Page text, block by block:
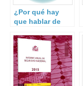
¿Por qué hay
que hablar de
gestión del
riesgo de
desastres?